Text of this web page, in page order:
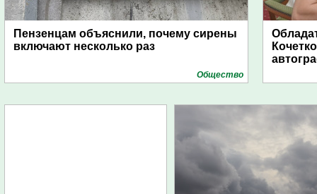
Пензенцам объяснили, почему сирены
включают несколько раз
Общество